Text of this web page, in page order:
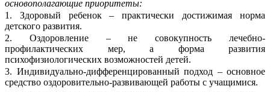
основополагающие приоритеты:
1. Здоровый ребенок – практически достижимая норма
детского развития.
2. Оздоровление – не совокупность лечебно-
профилактических мер, а форма развития
психофизиологических возможностей детей.
3. Индивидуально-дифференцированный подход – основное
средство оздоровительно-развивающей работы с учащимися.